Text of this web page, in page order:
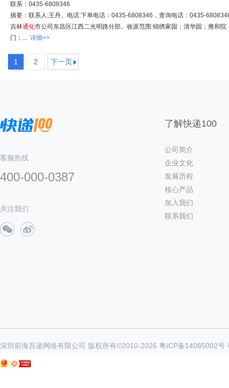
联系：0435-6808346
摘要：联系人:王丹。电话:下单电话：0435-6808346，查询电话：0435-
吉林通化市公司东昌区江西二光明路分部。收派范围:锦绣家园；清华园；雍和
门；... 详细>>
1 2 下一页
客服热线
400-000-0387
关注我们
了解快递100
公司简介
企业文化
发展历程
核心产品
加入我们
联系我们
深圳前海百递网络有限公司 版权所有©2010-2026 粤ICP备14085002号